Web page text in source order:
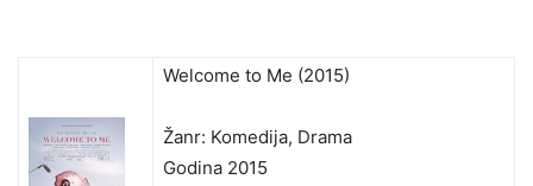
Welcome to Me (2015)
Žanr: Komedija, Drama
Godina 2015